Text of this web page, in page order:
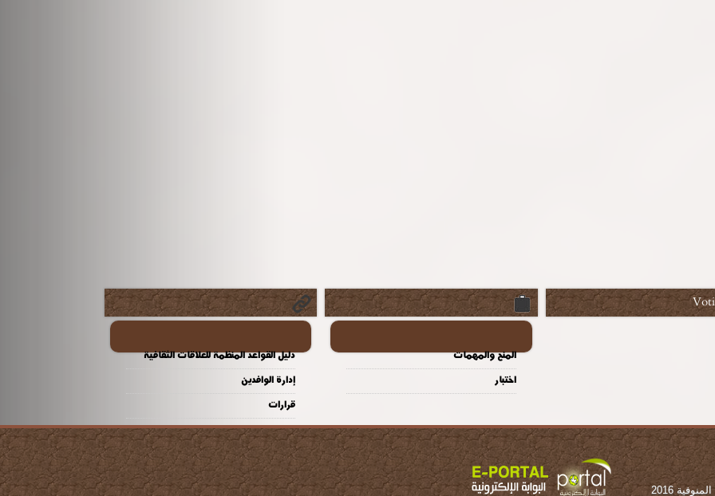
المنح والمهمات
اختبار
دليل القواعد المنظمة للعلاقات الثقافية
إدارة الوافدين
قرارات
2016